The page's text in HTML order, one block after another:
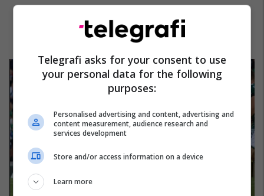
Telegrafi asks for your consent to use
your personal data for the following
purposes:
Personalised advertising and content, advertising and
content measurement, audience research and
services development
Store and/or access information on a device
Learn more